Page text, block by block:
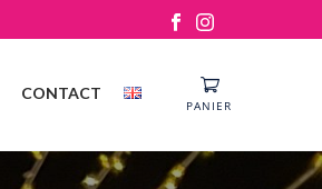
CONTACT
PANIER